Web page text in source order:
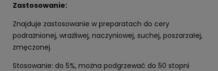
Zastosowanie:
Znajduje zastosowanie w preparatach do cery
podrażnionej, wrażliwej, naczyniowej, suchej, poszarzałej,
zmęczonej.
Stosowanie: do 5%, można podgrzewać do 50 stopni